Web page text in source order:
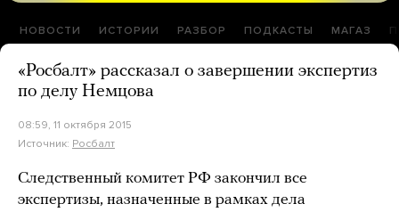
НОВОСТИ ИСТОРИИ РАЗБОР ПОДКАСТЫ МАГАЗ
«Росбалт» рассказал о завершении экспертиз
по делу Немцова
08:59, 11 октября 2015
Источник: Росбалт
Следственный комитет РФ закончил все
экспертизы, назначенные в рамках дела